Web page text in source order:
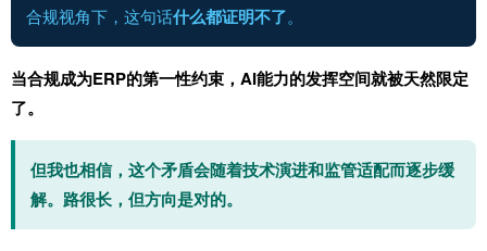
合规视角下，这句话什么都证明不了。
当合规成为ERP的第一性约束，AI能力的发挥空间就被天然限定
了。
但我也相信，这个矛盾会随着技术演进和监管适配而逐步缓
解。路很长，但方向是对的。